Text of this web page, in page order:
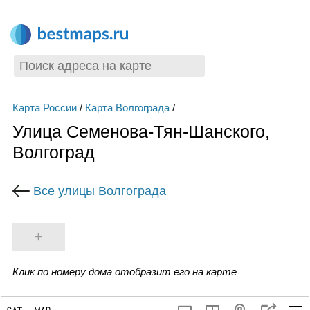
Карта России/ Карта Волгограда/
Улица Семенова-Тян-Шанского,
Волгоград
Все улицы Волгограда
+
Клик по номеру дома отобразит его на карте